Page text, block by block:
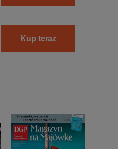
Kup teraz